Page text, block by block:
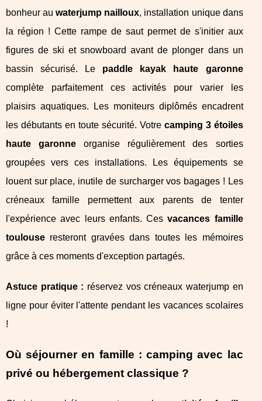
bonheur auwaterjump nailloux, installation unique dans
la région ! Cette rampe de saut permet de s'initier aux
figures de ski et snowboard avant de plonger dans un
bassin sécurisé. Le paddle kayak haute garonne
complète parfaitement ces activités pour varier les
plaisirs aquatiques. Les moniteurs diplômés encadrent
les débutants en toute sécurité. Votre camping 3 étoiles
haute garonne organise régulièrement des sorties
groupées vers ces installations. Les équipements se
louent sur place, inutile de surcharger vos bagages ! Les
créneaux famille permettent aux parents de tenter
l'expérience avec leurs enfants. Cesvacances famille
toulouse resteront gravées dans toutes les mémoires
grâce à ces moments d'exception partagés.
Astuce pratique : réservez vos créneaux waterjump en
ligne pour éviter l'attente pendant les vacances scolaires
!
Où séjourner en famille : camping avec lac
privé ou hébergement classique ?